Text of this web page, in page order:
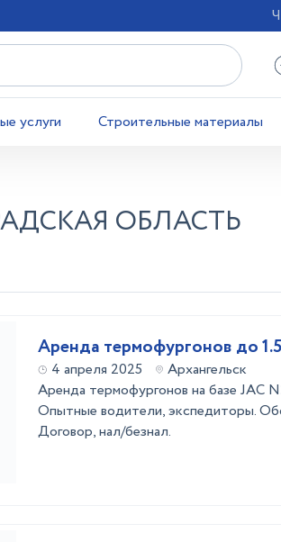
услуги Строительные материалы
ОБЛАСТЬ
Аренда термофургонов до
4 апреля 2025
Архангельск
Аренда термофургонов на базе JAC
Опытные водители, экспедиторы.
Договор, нал/безнал.